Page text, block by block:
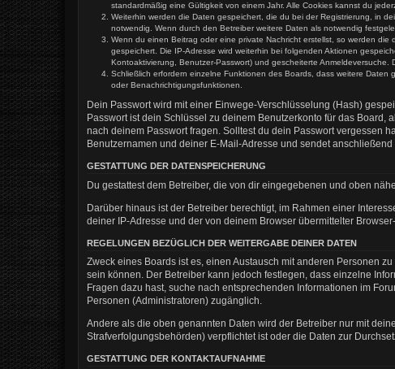
standardmäßig eine Gültigkeit von einem Jahr. Alle Cookies kannst du
Weiterhin werden die Daten gespeichert, die du bei der Registrierung, in
notwendig. Wenn durch den Betreiber weitere Daten als notwendig
Wenn du einen Beitrag oder eine private Nachricht erstellst, so werden
gespeichert. Die IP-Adresse wird weiterhin bei folgenden Aktionen
Kontoaktivierung, Benutzer-Passwort) und gescheiterte
Schließlich erfordern einzelne Funktionen des Boards, dass weitere
oder Benachrichtigungsfunktionen.
Dein Passwort wird mit einer Einwege-Verschlüsselung (Hash)
Passwort ist dein Schlüssel zu deinem Benutzerkonto für das
nach deinem Passwort fragen. Solltest du dein Passwort vergessen
Benutzernamen und deiner E-Mail-Adresse und sendet
GESTATTUNG DER DATENSPEICHERUNG
Du gestattest dem Betreiber, die von dir eingegebenen und oben
Darüber hinaus ist der Betreiber berechtigt, im Rahmen einer
deiner IP-Adresse und der von deinem Browser übermittelter
REGELUNGEN BEZÜGLICH DER WEITERGABE DEINER DATEN
Zweck eines Boards ist es, einen Austausch mit anderen Personen
sein können. Der Betreiber kann jedoch festlegen, dass einzelne
Fragen dazu hast, suche nach entsprechenden Informationen im
Personen (Administratoren) zugänglich.
Andere als die oben genannten Daten wird der Betreiber nur mit
Strafverfolgungsbehörden) verpflichtet ist oder die Daten zur
GESTATTUNG DER KONTAKTAUFNAHME